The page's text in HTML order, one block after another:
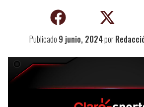
Publicado 9 junio, 2024por